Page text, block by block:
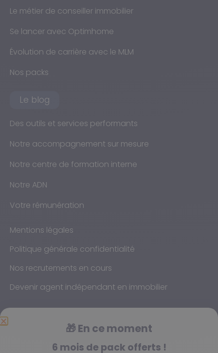
Le métier de conseiller immobilier
Se lancer avec Optimhome
Évolution de carrière avec le MLM
Nos packs
Le blog
Des outils et services performants
Notre accompagnement sur mesure
Notre centre de formation interne
Notre ADN
Votre rémunération
Mentions légales
Politique générale confidentialité
Nos recrutements en cours
Devenir agent indépendant en immobilier
🎁 En ce moment
6 mois de pack offerts !